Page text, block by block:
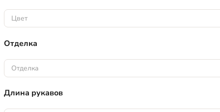
Цвет
Отделка
Отделка
Длина рукавов